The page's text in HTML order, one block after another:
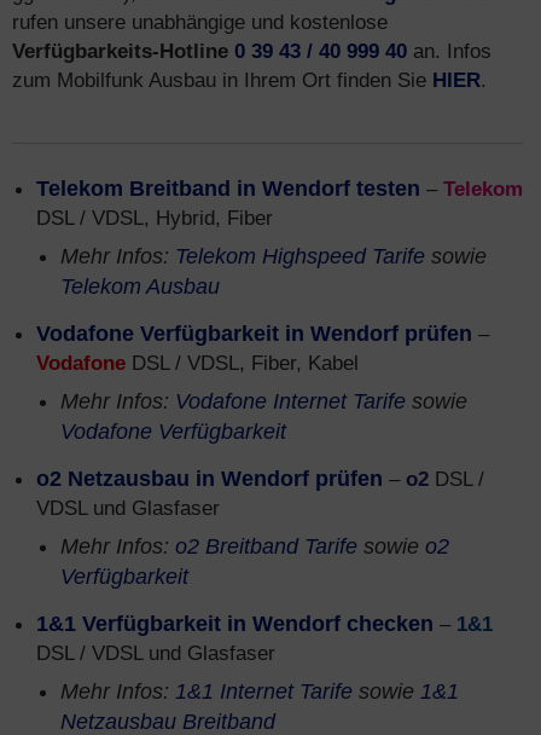
rufen unsere unabhängige und kostenlose
Verfügbarkeits-Hotline 0 39 43 / 40 999 40 an. Infos
zum Mobilfunk Ausbau in Ihrem Ort finden Sie HIER.
Telekom Breitband in Wendorf testen – Telekom
DSL / VDSL, Hybrid, Fiber
Mehr Infos: Telekom Highspeed Tarife sowie
Telekom Ausbau
Vodafone Verfügbarkeit in Wendorf prüfen –
Vodafone DSL / VDSL, Fiber, Kabel
Mehr Infos: Vodafone Internet Tarife sowie
Vodafone Verfügbarkeit
o2 Netzausbau in Wendorf prüfen – o2 DSL /
VDSL und Glasfaser
Mehr Infos: o2 Breitband Tarife sowie o2
Verfügbarkeit
1&1 Verfügbarkeit in Wendorf checken – 1&1
DSL / VDSL und Glasfaser
Mehr Infos: 1&1 Internet Tarife sowie 1&1
Netzausbau Breitband